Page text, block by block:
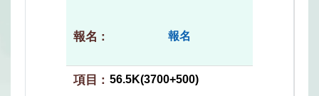
報名
56.5K(3700+500)